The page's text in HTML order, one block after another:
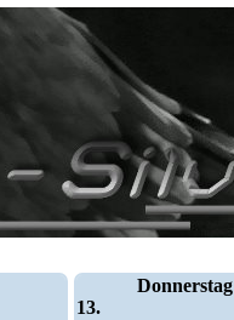
Donnerstag
13.